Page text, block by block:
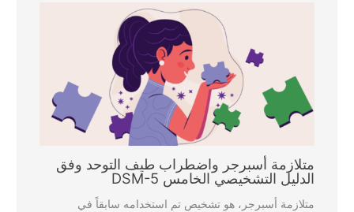
متلازمة أسبرجر واضطراب طيف التوحد وفق
الدليل التشخيصي الخامس DSM-5
متلازمة أسبرجر، هو تشخيص تم استخدامه سابقاً في